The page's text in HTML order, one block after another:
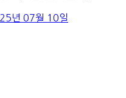
년 07월 10일